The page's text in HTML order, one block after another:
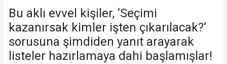
Bu aklı evvel kişiler, ‘Seçimi
kazanırsak kimler işten çıkarılacak?’
sorusuna şimdiden yanıt arayarak
listeler hazırlamaya dahi başlamışlar!